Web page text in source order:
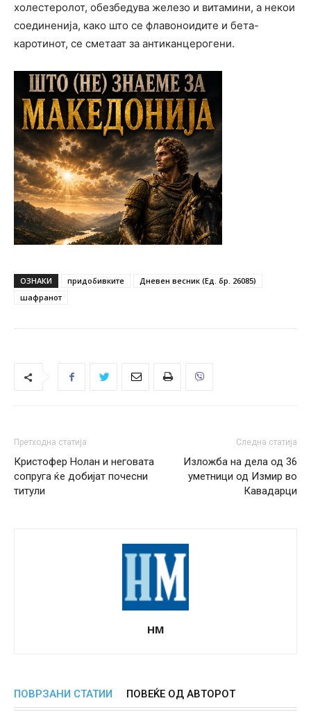
холестеролот, обезбедува железо и витамини, а некои
соединенија, како што се флавоноидите и бета-
каротинот, се сметаат за антиканцерогени.
ОЗНАКИ придобивките
Дневен весник (Ед. бр. 26085)
шафранот
Претходна статија
Кристофер Нолан и неговата
сопруга ќе добијат почесни
титули
Следна статија
Изложба на дела од 36
уметници од Измир во
Кавадарци
НМ
ПОВРЗАНИ СТАТИИ ПОВЕЌЕ ОД АВТОРОТ